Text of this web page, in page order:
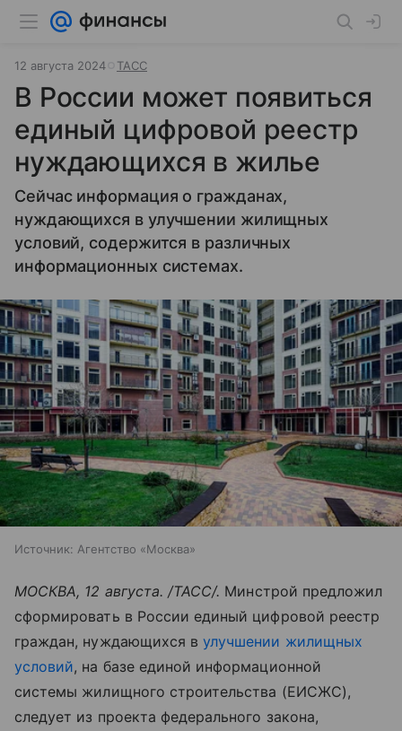
12 августа 2024 ТАСС
В России может появиться
единый цифровой реестр
нуждающихся в жилье
Сейчас информация о гражданах,
нуждающихся в улучшении жилищных
условий, содержится в различных
информационных системах.
Источник: Агентство «Москва»
МОСКВА, 12 августа. /ТАСС/. Минстрой предложил
сформировать в России единый цифровой реестр
граждан, нуждающихся вулучшении жилищных
условий, на базе единой информационной
системы жилищного строительства (ЕИСЖС),
следует из проекта федерального закона,